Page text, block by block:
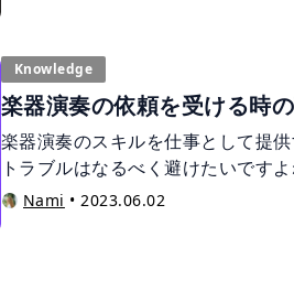
Knowledge
楽器演奏の依頼を受ける時
楽器演奏のスキルを仕事として提
トラブルはなるべく避けたいです
前に確認しておきたいこと、また受
Nami •2023.06.02